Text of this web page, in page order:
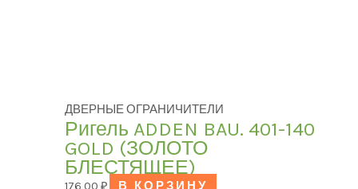
ДВЕРНЫЕ ОГРАНИЧИТЕЛИ
Ригель ADDEN BAU. 401-140
GOLD (ЗОЛОТО
БЛЕСТЯЩЕЕ)